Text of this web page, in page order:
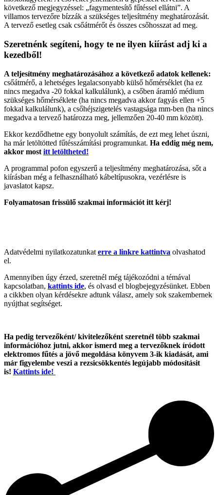
következő megjegyzéssel: „fagymentesítő fűtéssel ellátni”. A
villamos tervezőre bízzák a szükséges teljesítmény meghatározását.
A tervező esetleg csak csőátmérőt és összes csőhosszat ad meg.
Szeretnénk segíteni, hogy te ne ilyen kiírást adj ki a
kezedből!
A teljesítmény meghatározásához a következő adatok kellenek:
csőátmérő, a lehetséges legalacsonyabb külső hőmérséklet (ha ez
nincs megadva -20 fokkal kalkulálunk), a csőben áramló médium
szükséges hőmérséklete (ha nincs megadva akkor fagyás ellen +5
fokkal kalkulálunk), a csőhéjszigetelés vastagsága mm-ben (ha nincs
megadva a tervező határozza meg, jellemzően 20-40 mm között).
Ekkor kezdődhetne egy bonyolult számítás, de ezt meg lehet úszni,
ha már letöltötted fűtésszámítási programunkat. Ha eddig még nem,
akkor most itt letöltheted!
A programmal pofon egyszerű a teljesítmény meghatározása, sőt a
kiírásban még a felhasználható kábeltípusokra, vezérlésre is
javaslatot kapsz.
Folyamatosan frissülő szakmai információt itt kérj!
Adatvédelmi nyilatkozatunkat erre a linkre kattintva olvashatod
el.
Amennyiben úgy érzed, szeretnél még tájékozódni a témával
kapcsolatban, kattints ide, és olvasd el blogbejegyzésünket. Ebben
a cikkben olyan kérdésekre adtunk válasz, amely sok szakembernek
nyújthat segítséget.
Ha pedig tervezőként/ kivitelezőként szeretnél több szakmai
információhoz jutni, akkor ismerd meg a tervezőknek íródott
elektromos fűtés a jövő megoldása könyvem 3-ik kiadását, ami
már figyelembe veszi a rezsicsökkentés legújabb módosításit
is! Kattints ide!